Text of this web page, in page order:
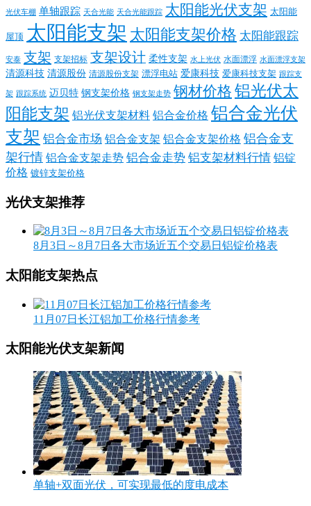
光伏车棚 单轴跟踪 天合光能 天合光能跟踪 太阳能光伏支架 太阳能
屋顶 太阳能支架 太阳能支架价格 太阳能跟踪
安泰 支架 支架招标 支架设计 柔性支架 水上光伏 水面漂浮 水面漂浮支架
清源科技 清源股份 清源股份支架 漂浮电站 爱康科技 爱康科技支架 跟踪支
架 跟踪系统 迈贝特 钢支架价格 钢支架走势 钢材价格 铝光伏太
阳能支架 铝光伏支架材料 铝合金价格 铝合金光伏
支架 铝合金市场 铝合金支架 铝合金支架价格 铝合金支
架行情 铝合金支架走势 铝合金走势 铝支架材料行情 铝锭
价格 镀锌支架价格
光伏支架推荐
8月3日～8月7日各大市场近五个交易日铝锭价格表
太阳能支架热点
11月07日长江铝加工价格行情参考
太阳能光伏支架新闻
单轴+双面光伏，可实现最低的度电成本